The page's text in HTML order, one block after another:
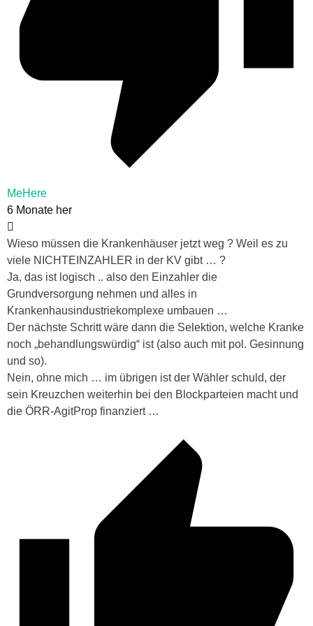
MeHere
6 Monate her
Wieso müssen die Krankenhäuser jetzt weg ? Weil es zu
viele NICHTEINZAHLER in der KV gibt … ?
Ja, das ist logisch .. also den Einzahler die
Grundversorgung nehmen und alles in
Krankenhausindustriekomplexe umbauen …
Der nächste Schritt wäre dann die Selektion, welche Kranke
noch „behandlungswürdig“ ist (also auch mit pol. Gesinnung
und so).
Nein, ohne mich … im übrigen ist der Wähler schuld, der
sein Kreuzchen weiterhin bei den Blockparteien macht und
die ÖRR-AgitProp finanziert …